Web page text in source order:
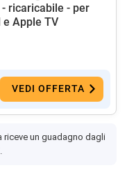
ricaricabile - per
e Apple TV
VEDI OFFERTA
riceve un guadagno dagli